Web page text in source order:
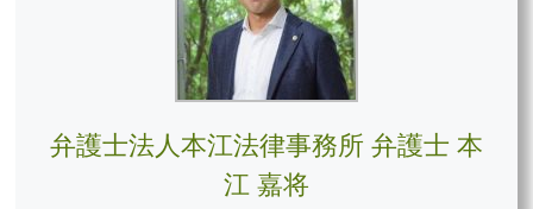
弁護士法人本江法律事務所 弁護士 本
江 嘉将